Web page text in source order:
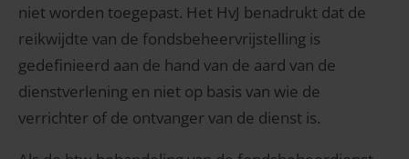
niet worden toegepast. Het HvJ benadrukt dat de
reikwijdte van de fondsbeheervrijstelling is
gedefinieerd aan de hand van de aard van de
dienstverlening en niet op basis van wie de
verrichter of de ontvanger van de dienst is.